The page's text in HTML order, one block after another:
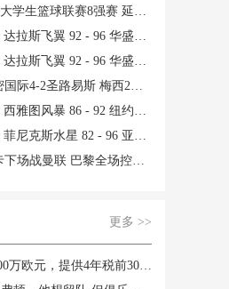
赛 延世大学 67 - 72 政治大学 集锦
92 - 96 华盛顿神秘人 全场集锦
92 - 96 华盛顿神秘人 全场集锦
易斯 梅西2射1传 阿伦助攻戴帽
86 - 92 纽约自由人 全场集锦
82 - 96 亚特兰大梦想 全场集锦
巴黎全场控球近6成+8射3正未果
更多 >>
，提供4年税前3000万欧合同